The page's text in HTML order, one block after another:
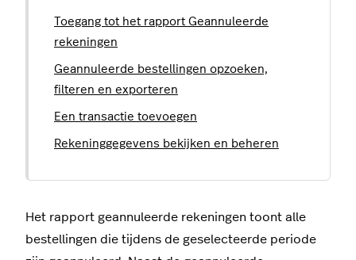
Toegang tot het rapport Geannuleerde
rekeningen
Geannuleerde bestellingen opzoeken,
filteren en exporteren
Een transactie toevoegen
Rekeninggegevens bekijken en beheren
Het rapport geannuleerde rekeningen toont alle
bestellingen die tijdens de geselecteerde periode